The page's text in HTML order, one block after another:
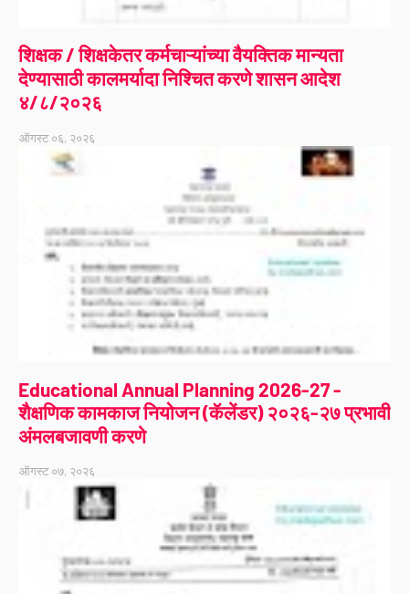
शिक्षक / शिक्षकेतर कर्मचाऱ्यांच्या वैयक्तिक मान्यता
देण्यासाठी कालमर्यादा निश्चित करणे शासन आदेश
४/८/२०२६
ऑगस्ट ०६, २०२६
Educational Annual Planning 2026-27 -
शैक्षणिक कामकाज नियोजन (कॅलेंडर) २०२६-२७ प्रभावी
अंमलबजावणी करणे
ऑगस्ट ०७, २०२६